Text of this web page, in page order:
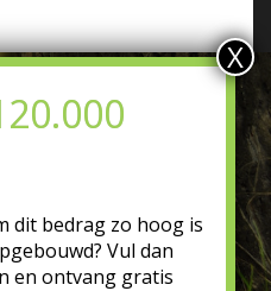
out
dit bedrag zo hoog is
Vul dan
en ontvang gratis
X